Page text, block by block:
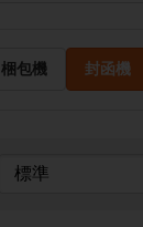
梱包機 封函機